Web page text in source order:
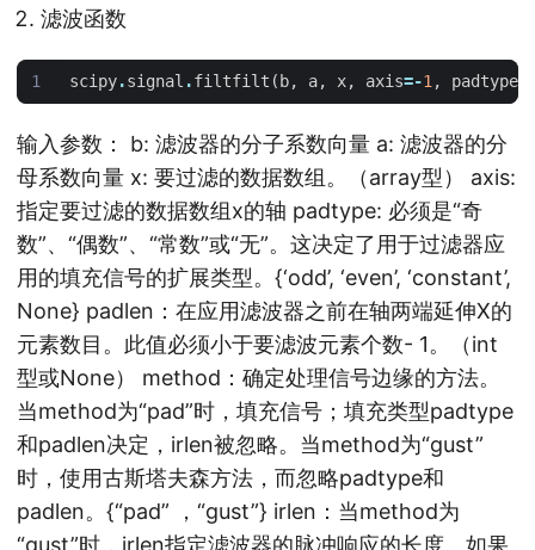
滤波函数
scipy.signal .filtfilt ( b, a, x, axis=-1 , padtype
输入参数： b: 滤波器的分子系数向量 a: 滤波器的分
母系数向量 x: 要过滤的数据数组。（array型） axis:
指定要过滤的数据数组x的轴 padtype: 必须是“奇
数”、“偶数”、“常数”或“无”。这决定了用于过滤器应
用的填充信号的扩展类型。{‘odd’, ‘even’, ‘constant’,
None} padlen：在应用滤波器之前在轴两端延伸X的
元素数目。此值必须小于要滤波元素个数- 1。（int
型或None） method：确定处理信号边缘的方法。
当method为“pad”时，填充信号；填充类型padtype
和padlen决定，irlen被忽略。当method为“gust”
时，使用古斯塔夫森方法，而忽略padtype和
padlen。{“pad” ，“gust”} irlen：当method为
“gust”时，irlen指定滤波器的脉冲响应的长度。如果